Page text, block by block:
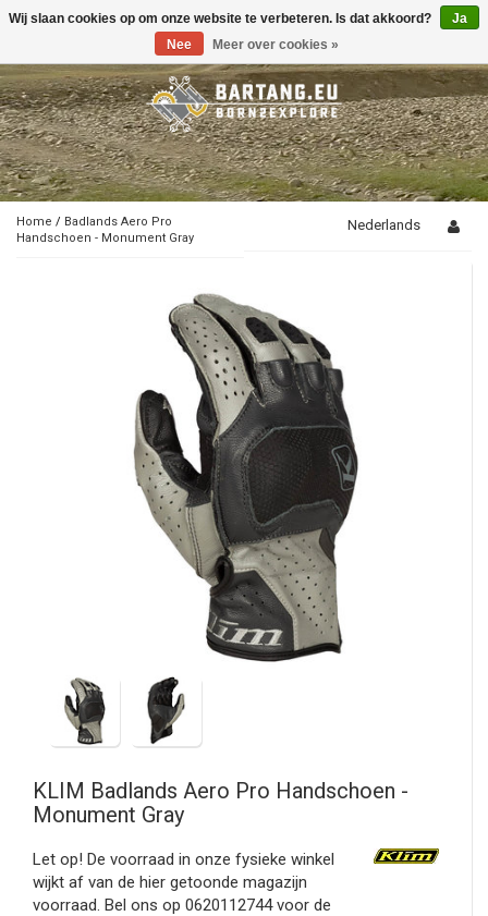
Toggle
Home / Badlands Aero Pro
Handschoen - Monument Gray
Nederlands
KLIM Badlands Aero Pro Handschoen -
Monument Gray
Let op! De voorraad in onze fysieke winkel
wijkt af van de hier getoonde magazijn
voorraad. Bel ons op 0620112744 voor de
Wij slaan cookies op om onze website te verbeteren. Is dat akkoord?
Ja
Nee
Meer over cookies »